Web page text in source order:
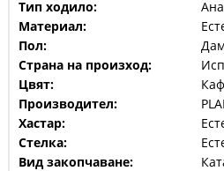
Тип ходило:
Материал:
Пол:
Страна на произход:
Цвят:
Производител:
Хастар:
Стелка:
Вид закопчаване: